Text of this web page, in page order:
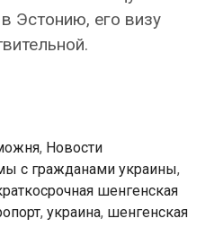
Эстонию, его визу
, Новости
с гражданами украины,
шенгенская
, украина, шенгенская